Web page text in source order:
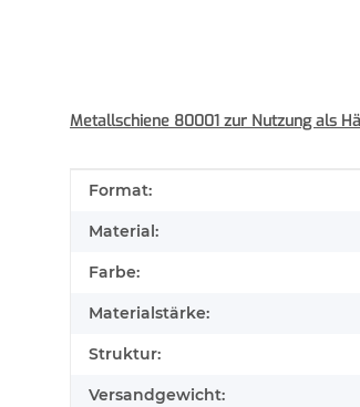
Metallschiene 80001 zur Nutzung als
Produkteigenschaft
Wert
Format:
Material:
Farbe:
Materialstärke:
Struktur:
Versandgewicht: